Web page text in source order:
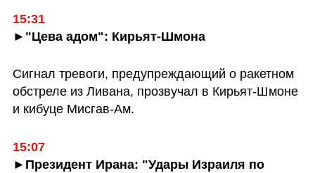
15:31
►"Цева адом": Кирьят-Шмона
Сигнал тревоги, предупреждающий о ракетном
обстреле из Ливана, прозвучал в Кирьят-Шмоне
и кибуце Мисгав-Ам.
15:07
►Президент Ирана: "Удары Израиля по